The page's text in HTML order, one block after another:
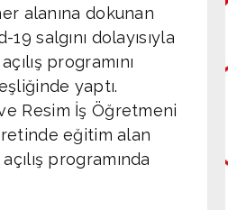
alanına dokunan
salgını dolayısıyla
programını
yaptı.
Resim İş Öğretmeni
eğitim alan
programında